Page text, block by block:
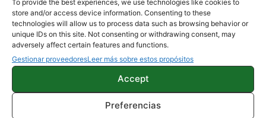
To provide the best experiences, we use technologies like cookies to
store and/or access device information. Consenting to these
technologies will allow us to process data such as browsing behavior or
unique IDs on this site. Not consenting or withdrawing consent, may
adversely affect certain features and functions.
Gestionar proveedoresLeer más sobre estos propósitos
Accept
Preferencias
el mercado.
Samsung Galaxy S8 tendrá joroba en la parte
trasera